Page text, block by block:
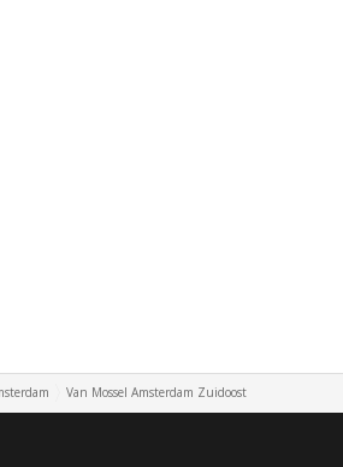
Van Mossel Amsterdam Zuidoost